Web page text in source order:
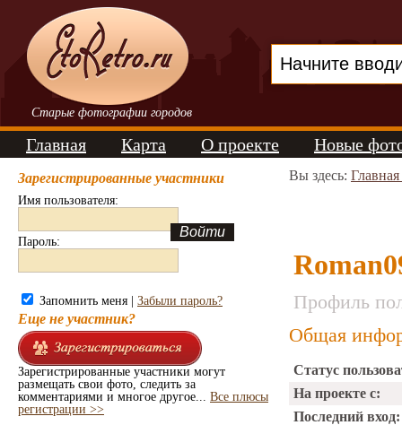
Старые фотографии городов
Главная Карта О проекте Новые
Зарегистрированные участники
Имя пользователя:
Пароль:
Запомнить меня | Забыли пароль?
Еще не участник?
Зарегистрированные участники могут
размещать свои фото, следить за
комментариями и многое другое... Все плюсы
регистрации >>
Вы здесь:
Профиль
Общая
Статус
На проекте с:
Последний вход: